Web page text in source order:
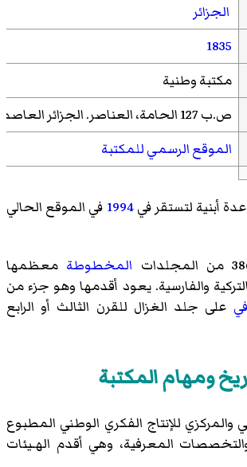
الجزائر
1835
مكتبة وطنية
ص.ب 127 الحامة، العناصر. الجزائر العاصمة
الموقع الرسمي للمكتبة
أبنية لتستقر في1994 في الموقع الحالي
المخطوطة معظمها
والفارسية. يعود أقدمها وهو جزء من
على جلد الغزال للقرن الثالث أو الرابع
ومهام المكتبة
للإنتاج الفكري الوطني المطبوع
المعرفية، وهي أقدم الهـيئات